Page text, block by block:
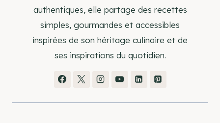
authentiques, elle partage des recettes
simples, gourmandes et accessibles
inspirées de son héritage culinaire et de
ses inspirations du quotidien.